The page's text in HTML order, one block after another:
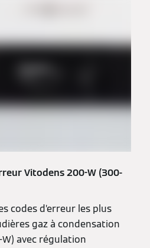
Vitodens 200-W (300-
codes d’erreur les plus
gaz à condensation
avec régulation